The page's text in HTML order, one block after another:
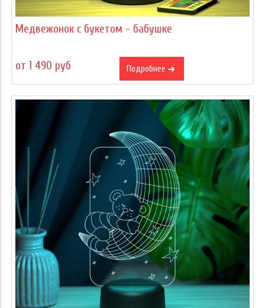
Медвежонок с букетом - бабушке
от 1 490 руб Подробнее